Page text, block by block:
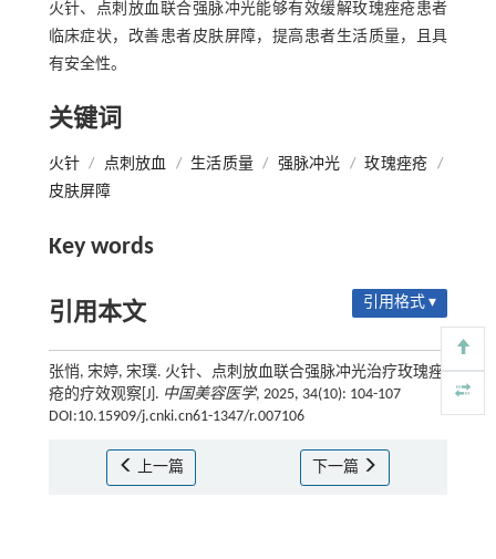
火针、点刺放血联合强脉冲光能够有效缓解玫瑰痤疮患者
临床症状，改善患者皮肤屏障，提高患者生活质量，且具
有安全性。
关键词
火针 / 点刺放血 / 生活质量 / 强脉冲光 / 玫瑰痤疮
/
皮肤屏障
Key words
引用本文 引用格式 ▾
张悄, 宋婷, 宋璞. 火针、点刺放血联合强脉冲光治疗玫瑰痤
疮的疗效观察[J]. 中国美容医学, 2025, 34(10): 104-107
DOI:10.15909/j.cnki.cn61-1347/r.007106
上一篇 下一篇